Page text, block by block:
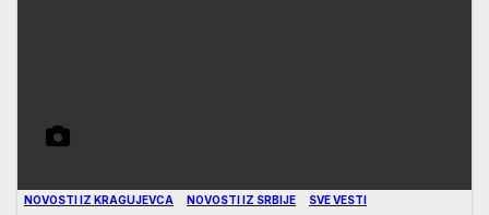
NOVOSTI IZ KRAGUJEVCA NOVOSTI IZ SRBIJE SVE VESTI